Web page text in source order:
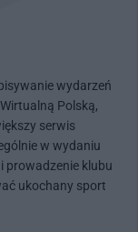
wydarzeń
Polską,
serwis
w wydaniu
prowadzenie klubu
ukochany sport